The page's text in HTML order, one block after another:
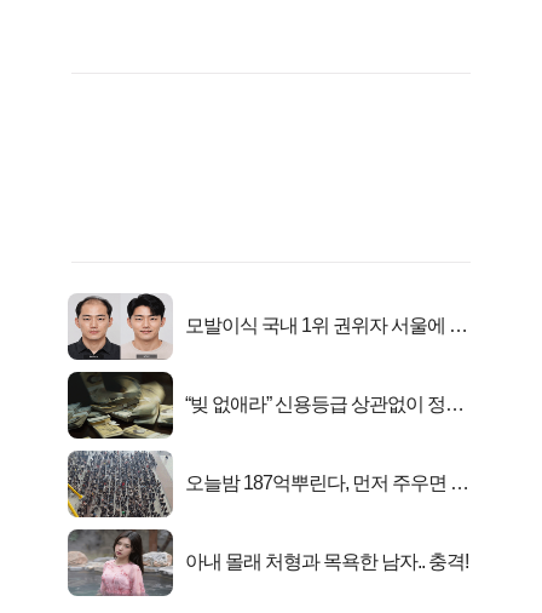
모발이식 국내 1위 권위자 서울에 있
“빚 없애라” 신용등급 상관없이 정부
오늘밤 187억뿌린다, 먼저 주우면 최
아내 몰래 처형과 목욕한 남자.. 충격!